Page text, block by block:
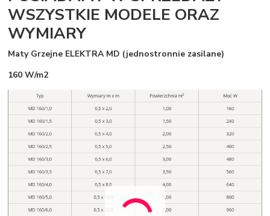
WSZYSTKIE MODELE ORAZ
WYMIARY
Maty Grzejne ELEKTRA MD (jednostronnie zasilane)
160 W/m2